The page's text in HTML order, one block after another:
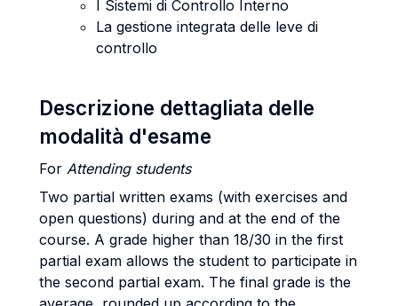
I Sistemi di Controllo Interno
La gestione integrata delle leve di
controllo
Descrizione dettagliata delle
modalità d'esame
For Attending students
Two partial written exams (with exercises and
open questions) during and at the end of the
course. A grade higher than 18/30 in the first
partial exam allows the student to participate in
the second partial exam. The final grade is the